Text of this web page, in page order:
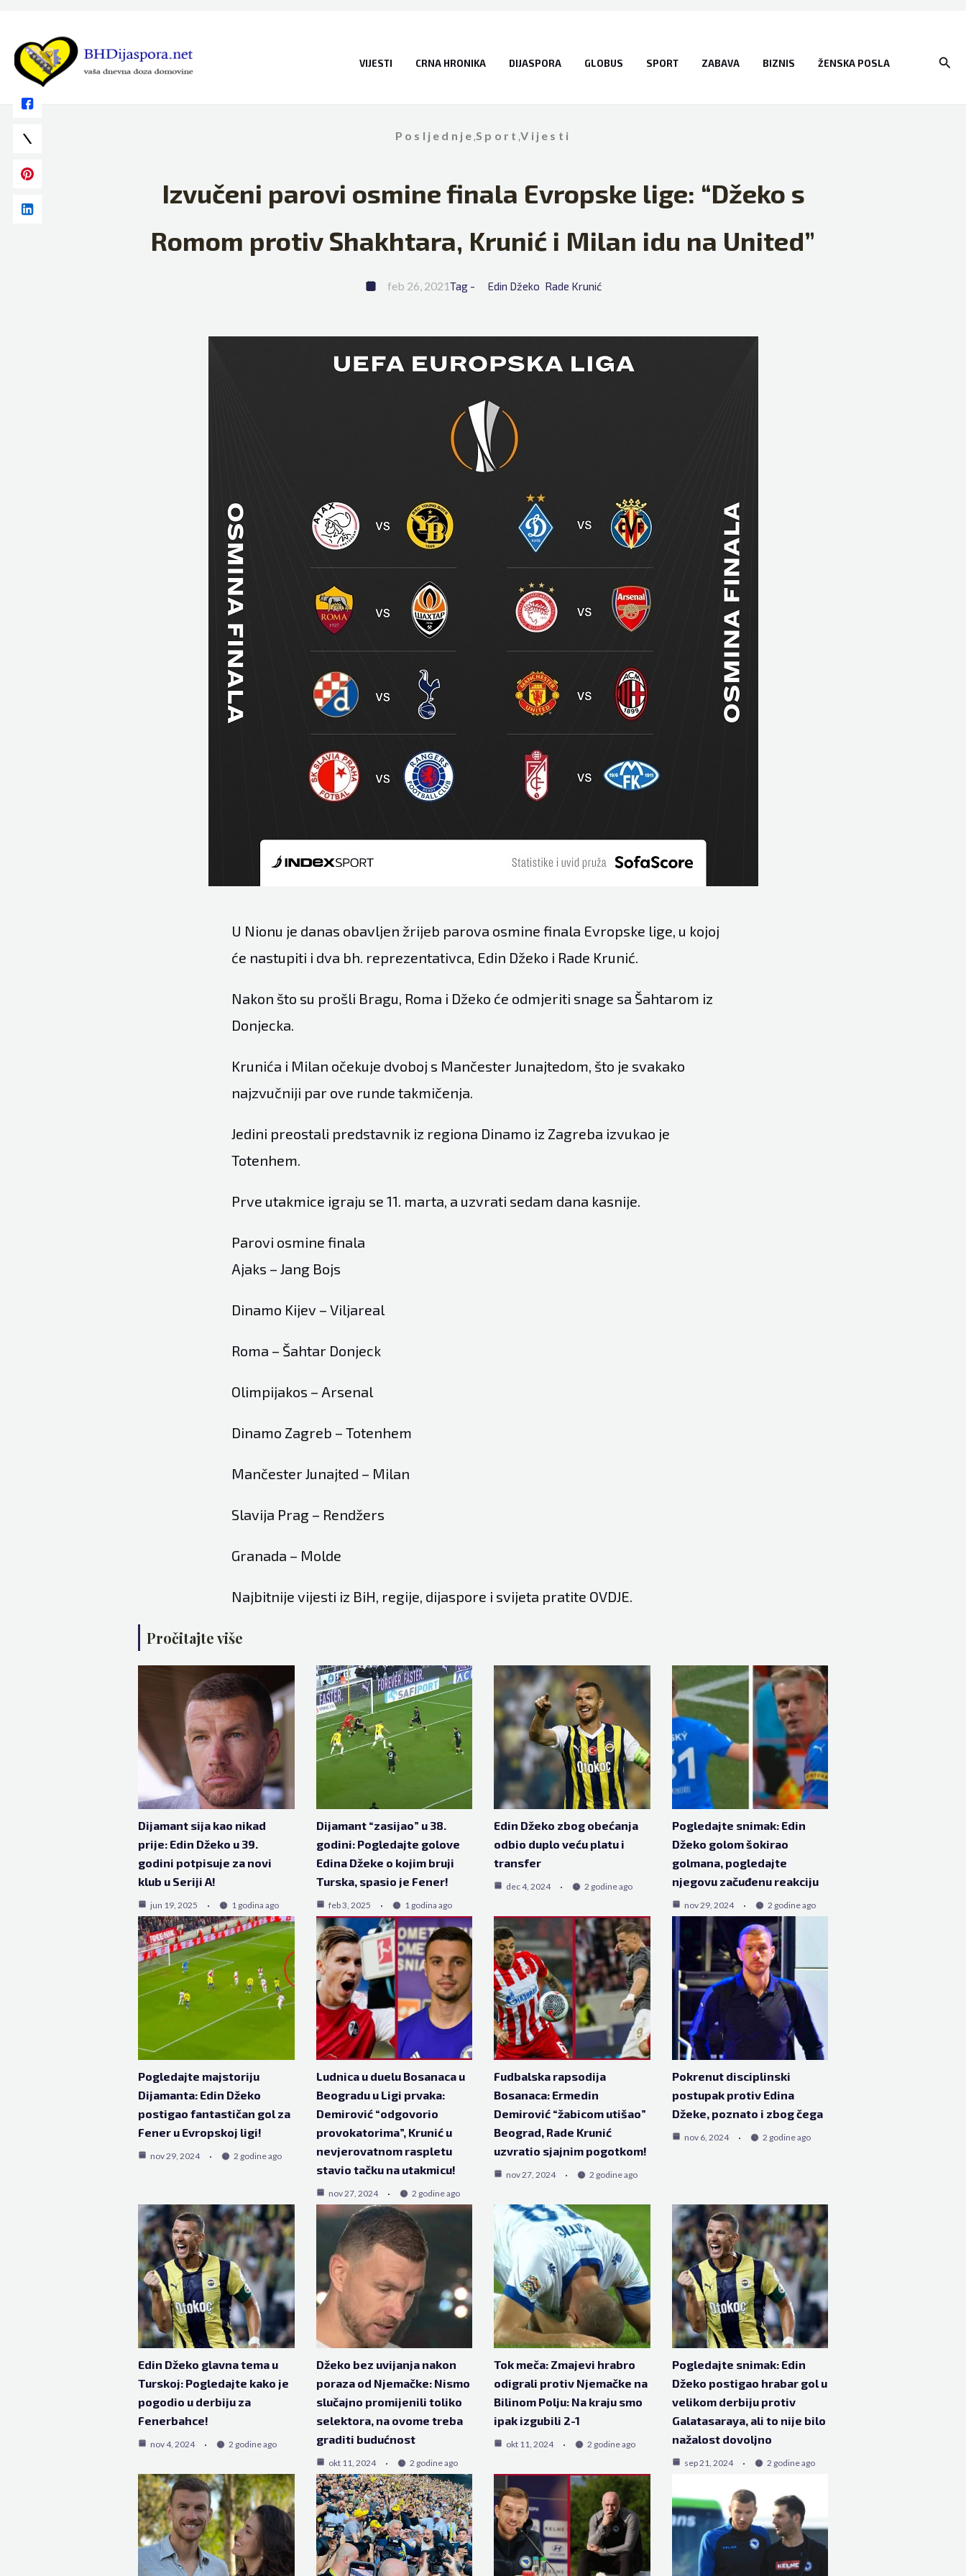
content
VIJESTI CRNA HRONIKA DIJASPORA GLOBUS SPORT ZABAVA BIZNIS ŽENSKA POSLA
Posljednje,Sport,Vijesti
Izvučeni parovi osmine finala Evropske lige: “Džeko s
Romom protiv Shakhtara, Krunić i Milan idu na United”
feb 26, 2021Tag - Edin Džeko Rade Krunić
U Nionu je danas obavljen žrijeb parova osmine finala Evropske lige, u kojoj
će nastupiti i dva bh. reprezentativca, Edin Džeko i Rade Krunić.
Nakon što su prošli Bragu, Roma i Džeko će odmjeriti snage sa Šahtarom iz
Donjecka.
Krunića i Milan očekuje dvoboj s Mančester Junajtedom, što je svakako
najzvučniji par ove runde takmičenja.
Jedini preostali predstavnik iz regiona Dinamo iz Zagreba izvukao je
Totenhem.
Prve utakmice igraju se 11. marta, a uzvrati sedam dana kasnije.
Parovi osmine finala
Ajaks – Jang Bojs
Dinamo Kijev – Viljareal
Roma – Šahtar Donjeck
Olimpijakos – Arsenal
Dinamo Zagreb – Totenhem
Mančester Junajted – Milan
Slavija Prag – Rendžers
Granada – Molde
Najbitnije vijesti iz BiH, regije, dijaspore i svijeta pratite OVDJE.
Pročitajte više
Dijamant sija kao nikad
prije: Edin Džeko u 39.
godini potpisuje za novi
klub u Seriji A!
jun 19, 2025 1 godina ago
Dijamant “zasijao” u 38.
godini: Pogledajte golove
Edina Džeke o kojim bruji
Turska, spasio je Fener!
feb 3, 2025 1 godina ago
Edin Džeko zbog obećanja
odbio duplo veću platu i
transfer
dec 4, 2024 2 godine ago
Pogledajte snimak: Edin
Džeko golom šokirao
golmana, pogledajte
njegovu začuđenu reakciju
nov 29, 2024 2 godine ago
Pogledajte majstoriju
Dijamanta: Edin Džeko
postigao fantastičan gol za
Fener u Evropskoj ligi!
nov 29, 2024 2 godine ago
Ludnica u duelu Bosanaca u
Beogradu u Ligi prvaka:
Demirović “odgovorio
provokatorima”, Krunić u
nevjerovatnom raspletu
stavio tačku na utakmicu!
nov 27, 2024 2 godine ago
Fudbalska rapsodija
Bosanaca: Ermedin
Demirović “žabicom utišao”
Beograd, Rade Krunić
uzvratio sjajnim pogotkom!
nov 27, 2024 2 godine ago
Pokrenut disciplinski
postupak protiv Edina
Džeke, poznato i zbog čega
nov 6, 2024 2 godine ago
Edin Džeko glavna tema u
Turskoj: Pogledajte kako je
pogodio u derbiju za
Fenerbahce!
nov 4, 2024 2 godine ago
Džeko bez uvijanja nakon
poraza od Njemačke: Nismo
slučajno promijenili toliko
selektora, na ovome treba
graditi budućnost
okt 11, 2024 2 godine ago
Tok meča: Zmajevi hrabro
odigrali protiv Njemačke na
Bilinom Polju: Na kraju smo
ipak izgubili 2-1
okt 11, 2024 2 godine ago
Pogledajte snimak: Edin
Džeko postigao hrabar gol u
velikom derbiju protiv
Galatasaraya, ali to nije bilo
nažalost dovoljno
sep 21, 2024 2 godine ago